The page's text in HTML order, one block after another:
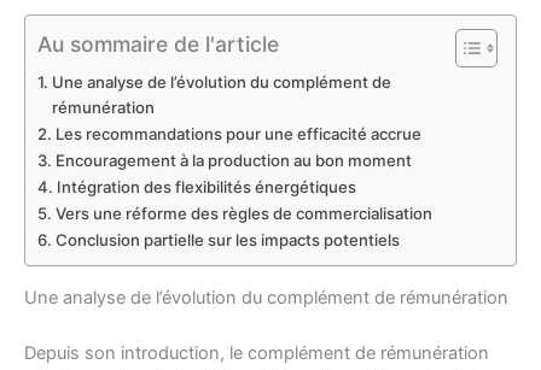
Au sommaire de l'article
Une analyse de l’évolution du complément de
rémunération
Les recommandations pour une efficacité accrue
Encouragement à la production au bon moment
Intégration des flexibilités énergétiques
Vers une réforme des règles de commercialisation
Conclusion partielle sur les impacts potentiels
Une analyse de l’évolution du complément de rémunération
Depuis son introduction, le complément de rémunération